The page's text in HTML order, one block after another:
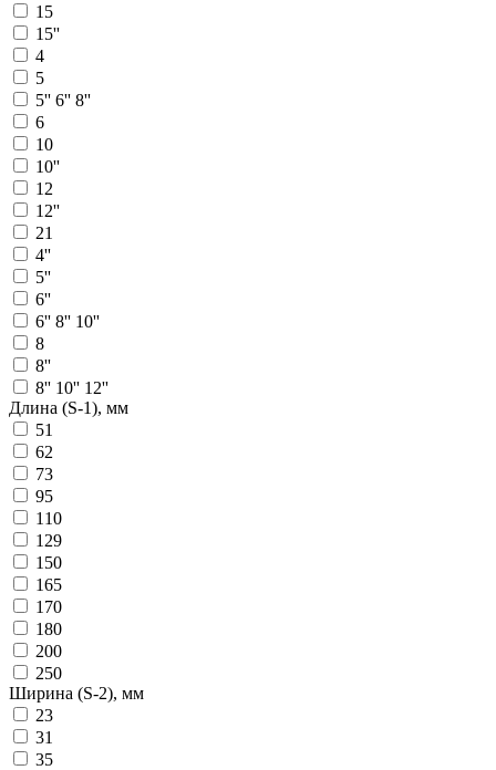
15
15''
4
5
5'' 6'' 8''
6
10
10''
12
12''
21
4''
5''
6''
6'' 8'' 10''
8
8''
8'' 10'' 12''
Длина (S-1), мм
51
62
73
95
110
129
150
165
170
180
200
250
Ширина (S-2), мм
23
31
35